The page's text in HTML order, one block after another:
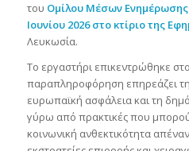
του Ομίλου Μέσων Ενημέρωσης
Ιουνίου 2026στο κτίριο της
Λευκωσία.
Το εργαστήρι επικεντρώθηκε
παραπληροφόρηση επηρεάζει
ευρωπαϊκή ασφάλεια και τη
γύρω από πρακτικές που
κοινωνική ανθεκτικότητα